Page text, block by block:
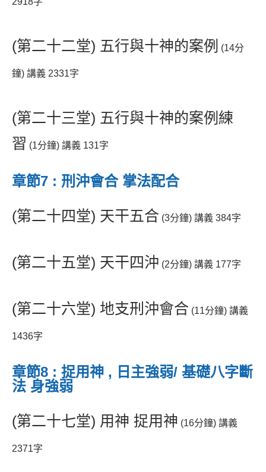
(第二十二堂) 五行與十神的案例 (14分
鐘) 講義 2331字
(第二十三堂) 五行與十神的案例練
習 (1分鐘) 講義 131字
章節7 : 刑沖會合 掌法配合
(第二十四堂) 天干五合 (3分鐘) 講義 384字
(第二十五堂) 天干四沖 (2分鐘) 講義 177字
(第二十六堂) 地支刑沖會合 (11分鐘) 講義
1436字
章節8 : 捉用神 , 日主強弱/ 基礎八字斷
法 身強弱
(第二十七堂) 用神 捉用神 (16分鐘) 講義
2371字